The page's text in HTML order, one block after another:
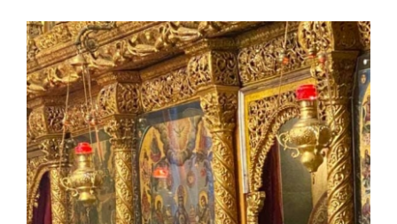
ODOARELE BISERICII
MEDIA
PREOTI SLUJITORI